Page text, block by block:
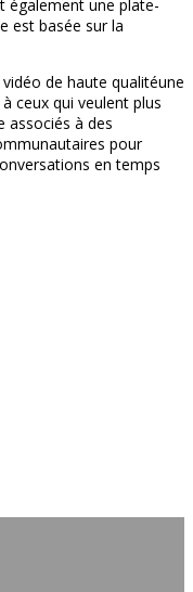
également une plate-
est basée sur la
de haute qualitéune
ceux qui veulent plus
associés à des
pour
en temps